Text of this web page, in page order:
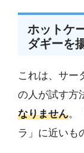
ホットケ
ダギーを
これは、サー
の人が試す方
なりません。
ラ」に近いも